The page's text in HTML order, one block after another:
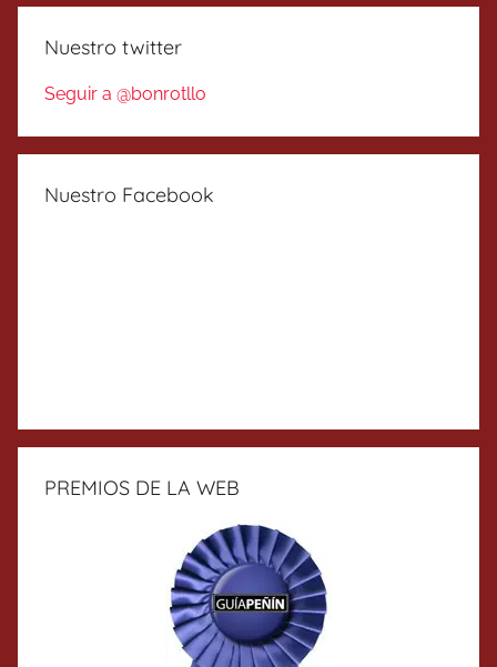
Nuestro twitter
Seguir a @bonrotllo
Nuestro Facebook
PREMIOS DE LA WEB